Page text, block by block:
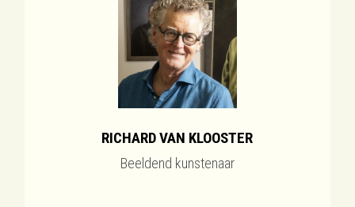
RICHARD VAN KLOOSTER
Beeldend kunstenaar